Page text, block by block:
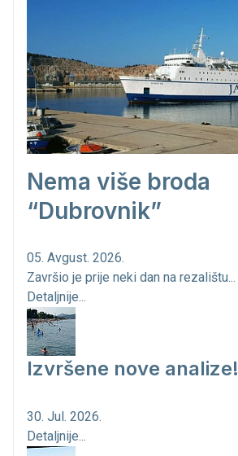
Nema više broda
“Dubrovnik”
05. Avgust. 2026.
Završio je prije neki dan na rezalištu...
Detaljnije...
Izvršene nove analize!
30. Jul. 2026.
Detaljnije...